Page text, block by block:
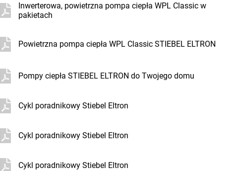
Inwerterowa, powietrzna pompa ciepła WPL Classic w
pakietach
Powietrzna pompa ciepła WPL Classic STIEBEL ELTRON
Pompy ciepła STIEBEL ELTRON do Twojego domu
Cykl poradnikowy Stiebel Eltron
Cykl poradnikowy Stiebel Eltron
Cykl poradnikowy Stiebel Eltron